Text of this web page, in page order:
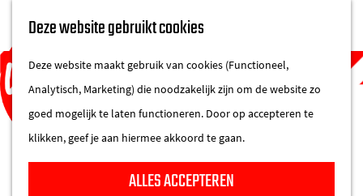
Deze website gebruikt cookies
Deze website maakt gebruik van cookies (Functioneel,
Analytisch, Marketing) die noodzakelijk zijn om de website zo
goed mogelijk te laten functioneren. Door op accepteren te
klikken, geef je aan hiermee akkoord te gaan.
ALLES ACCEPTEREN
e
n
u
IN DE STAD
DE REGIO IN